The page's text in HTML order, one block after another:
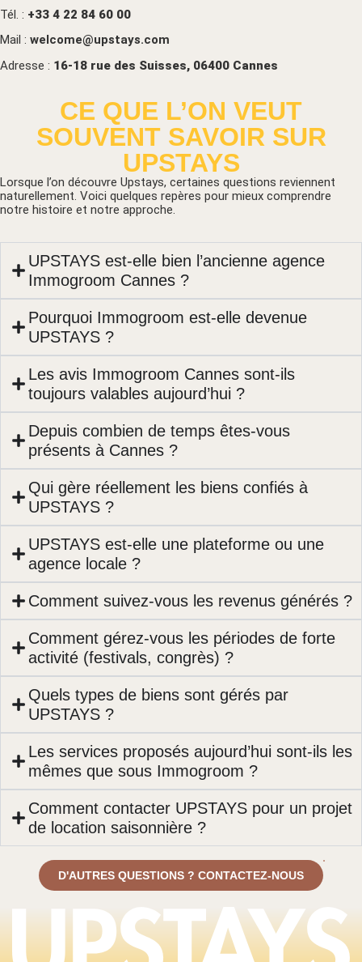
Tél. : +33 4 22 84 60 00
Mail : welcome@upstays.com
Adresse : 16-18 rue des Suisses, 06400 Cannes
CE QUE L’ON VEUT
SOUVENT SAVOIR SUR
UPSTAYS
Lorsque l’on découvre Upstays, certaines questions reviennent
naturellement. Voici quelques repères pour mieux comprendre
notre histoire et notre approche.
UPSTAYS est-elle bien l’ancienne agence
Immogroom Cannes ?
Pourquoi Immogroom est-elle devenue
UPSTAYS ?
Les avis Immogroom Cannes sont-ils
toujours valables aujourd’hui ?
Depuis combien de temps êtes-vous
présents à Cannes ?
Qui gère réellement les biens confiés à
UPSTAYS ?
UPSTAYS est-elle une plateforme ou une
agence locale ?
Comment suivez-vous les revenus générés ?
Comment gérez-vous les périodes de forte
activité (festivals, congrès) ?
Quels types de biens sont gérés par
UPSTAYS ?
Les services proposés aujourd’hui sont-ils les
mêmes que sous Immogroom ?
Comment contacter UPSTAYS pour un projet
de location saisonnière ?
D'AUTRES QUESTIONS ? CONTACTEZ-NOUS